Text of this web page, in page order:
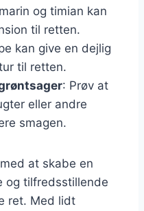
og timian kan
til retten.
kan give en dejlig
til retten.
: Prøv at
eller andre
smagen.
at skabe en
og tilfredsstillende
ret. Med lidt